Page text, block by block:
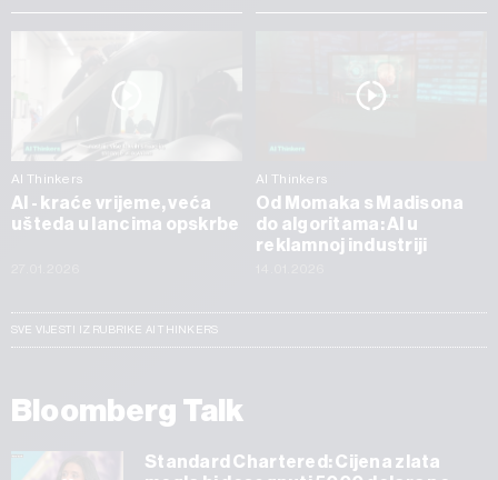
AI Thinkers
AI - kraće vrijeme, veća
ušteda u lancima opskrbe
AI Thinkers
Od Momaka s Madisona
do algoritama: AI u
reklamnoj industriji
SVE VIJESTI IZ RUBRIKE AI THINKERS
Bloomberg Talk
Standard Chartered: Cijena zlata